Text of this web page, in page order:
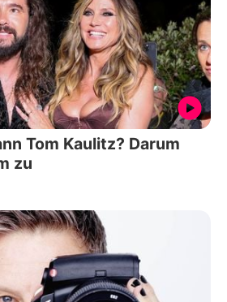
Tom Kaulitz? Darum
zu